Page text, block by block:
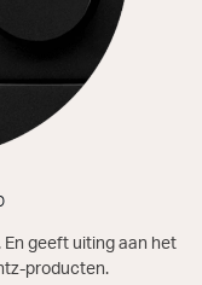
geeft uiting aan het
producten.